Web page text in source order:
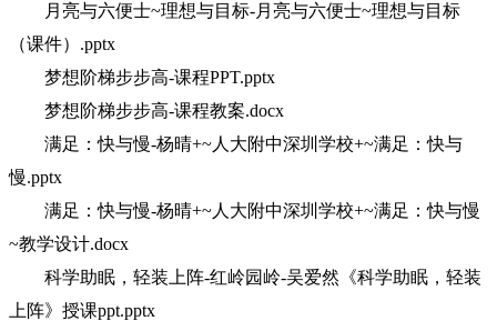
月亮与六便士~理想与目标-月亮与六便士~理想与目标
（课件）.pptx
梦想阶梯步步高-课程PPT.pptx
梦想阶梯步步高-课程教案.docx
满足：快与慢-杨晴+~人大附中深圳学校+~满足：快与
慢.pptx
满足：快与慢-杨晴+~人大附中深圳学校+~满足：快与慢
~教学设计.docx
科学助眠，轻装上阵-红岭园岭-吴爱然《科学助眠，轻装
上阵》授课ppt.pptx